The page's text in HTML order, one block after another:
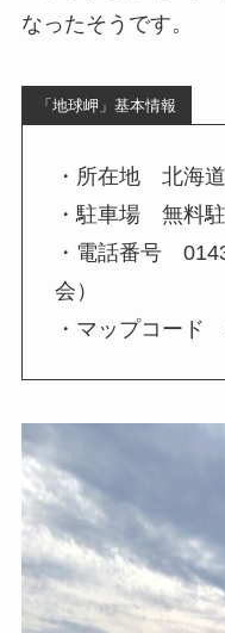
なったそうです。
「地球岬」基本情報
・所在地 北海
・駐車場 無料
・電話番号
会）
・マップコード